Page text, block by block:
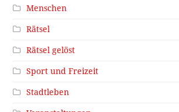
Menschen
Rätsel
Rätsel gelöst
Sport und Freizeit
Stadtleben